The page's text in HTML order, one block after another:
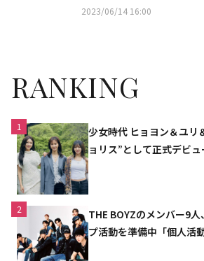
17年から公開恋愛2023/06/14 16:00
め放送局
RANKING
1
少女時代 ヒョヨン＆ユリ
ョリス”として正式デビ
2
THE BOYZのメンバー9
プ活動を準備中「個人活